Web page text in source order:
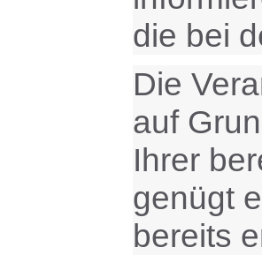
die bei
Die
auf
Ihrer
genügt
bereits